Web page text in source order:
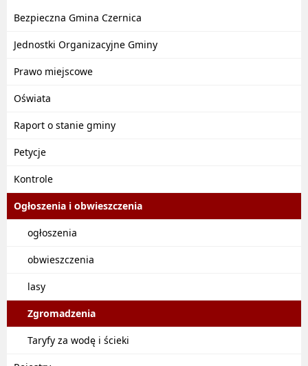
Bezpieczna Gmina Czernica
Jednostki Organizacyjne Gminy
Prawo miejscowe
Oświata
Raport o stanie gminy
Petycje
Kontrole
Ogłoszenia i obwieszczenia
ogłoszenia
obwieszczenia
lasy
Zgromadzenia
Taryfy za wodę i ścieki